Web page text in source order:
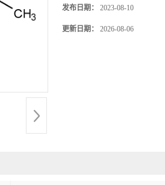
发布日期： 2023-08-10
更新日期： 2026-08-06